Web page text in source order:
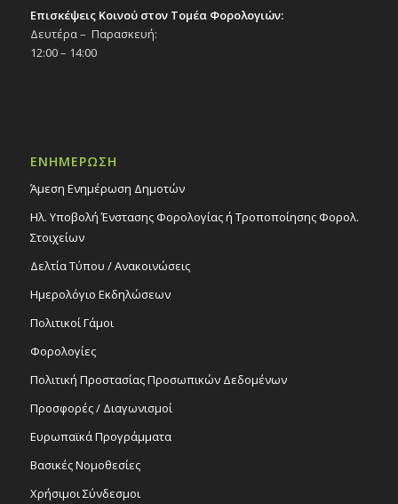
Επισκέψεις Κοινού στον Τομέα Φορολογιών:
Δευτέρα – Παρασκευή:
12:00 – 14:00
ΕΝΗΜΕΡΩΣΗ
Άμεση Ενημέρωση Δημοτών
Ηλ. Υποβολή Ένστασης Φορολογίας ή Τροποποίησης Φορολ.
Στοιχείων
Δελτία Τύπου / Ανακοινώσεις
Ημερολόγιο Εκδηλώσεων
Πολιτικοί Γάμοι
Φορολογίες
Πολιτική Προστασίας Προσωπικών Δεδομένων
Προσφορές / Διαγωνισμοί
Ευρωπαϊκά Προγράμματα
Βασικές Νομοθεσίες
Χρήσιμοι Σύνδεσμοι